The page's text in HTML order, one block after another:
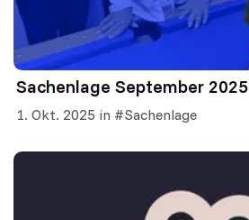
Sachenlage September 2025
1. Okt. 2025 in Sachenlage